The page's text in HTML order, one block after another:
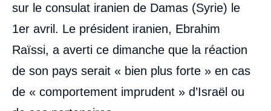
sur le consulat iranien de Damas (Syrie) le
1er avril. Le président iranien, Ebrahim
Raïssi, a averti ce dimanche que la réaction
de son pays serait « bien plus forte » en cas
de « comportement imprudent » d’Israël ou